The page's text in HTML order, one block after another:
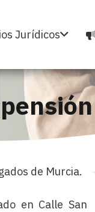
Jurídicos
de Murcia.
en Calle San